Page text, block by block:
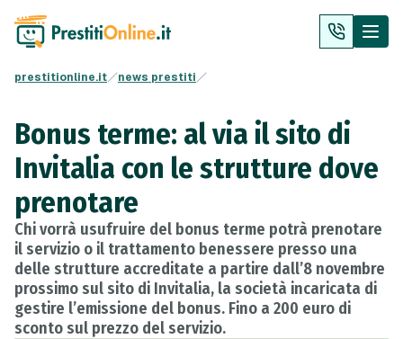
prestitionline.it news prestiti
Bonus terme: al via il sito di
Invitalia con le strutture dove
prenotare
Chi vorrà usufruire del bonus terme potrà prenotare
il servizio o il trattamento benessere presso una
delle strutture accreditate a partire dall’8 novembre
prossimo sul sito di Invitalia, la società incaricata di
gestire l’emissione del bonus. Fino a 200 euro di
sconto sul prezzo del servizio.